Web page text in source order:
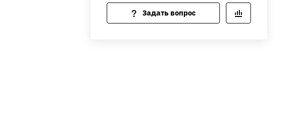
Задать вопрос